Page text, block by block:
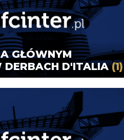
GŁÓWNYM
DERBACH D'ITALIA(1)